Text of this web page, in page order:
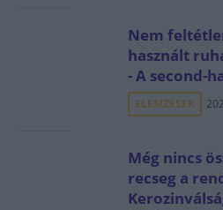
Nem
használt
- A second-
ELEMZÉSEK
Még nincs
recseg a